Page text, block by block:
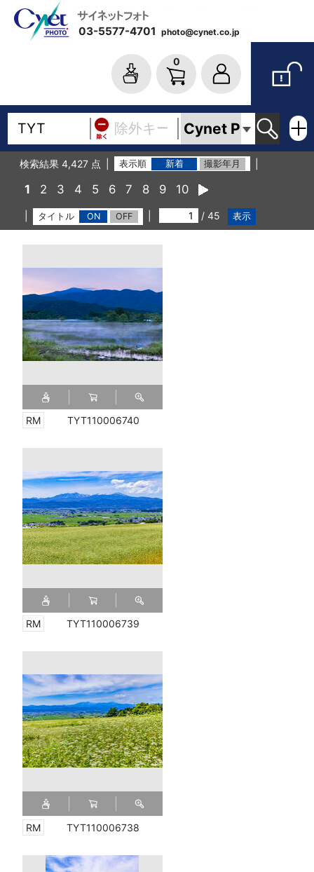
03-5577-4701 photo@cynet.co.jp
0
検索結果 4,427 点 表示順 新着 撮影年月
1 2 3 4 5 6 7 8 9 10
タイトル ON OFF / 45 表示
TYT110006740
TYT110006739
TYT110006738